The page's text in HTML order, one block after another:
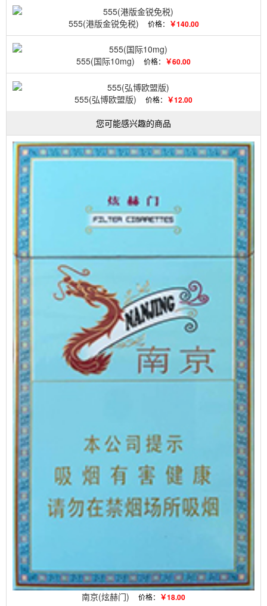
555(港版金锐免税) 价格： ￥140.00
555(国际10mg) 价格： ￥60.00
555(弘博欧盟版) 价格： ￥12.00
您可能感兴趣的商品
南京(炫赫门) 价格： ￥18.00